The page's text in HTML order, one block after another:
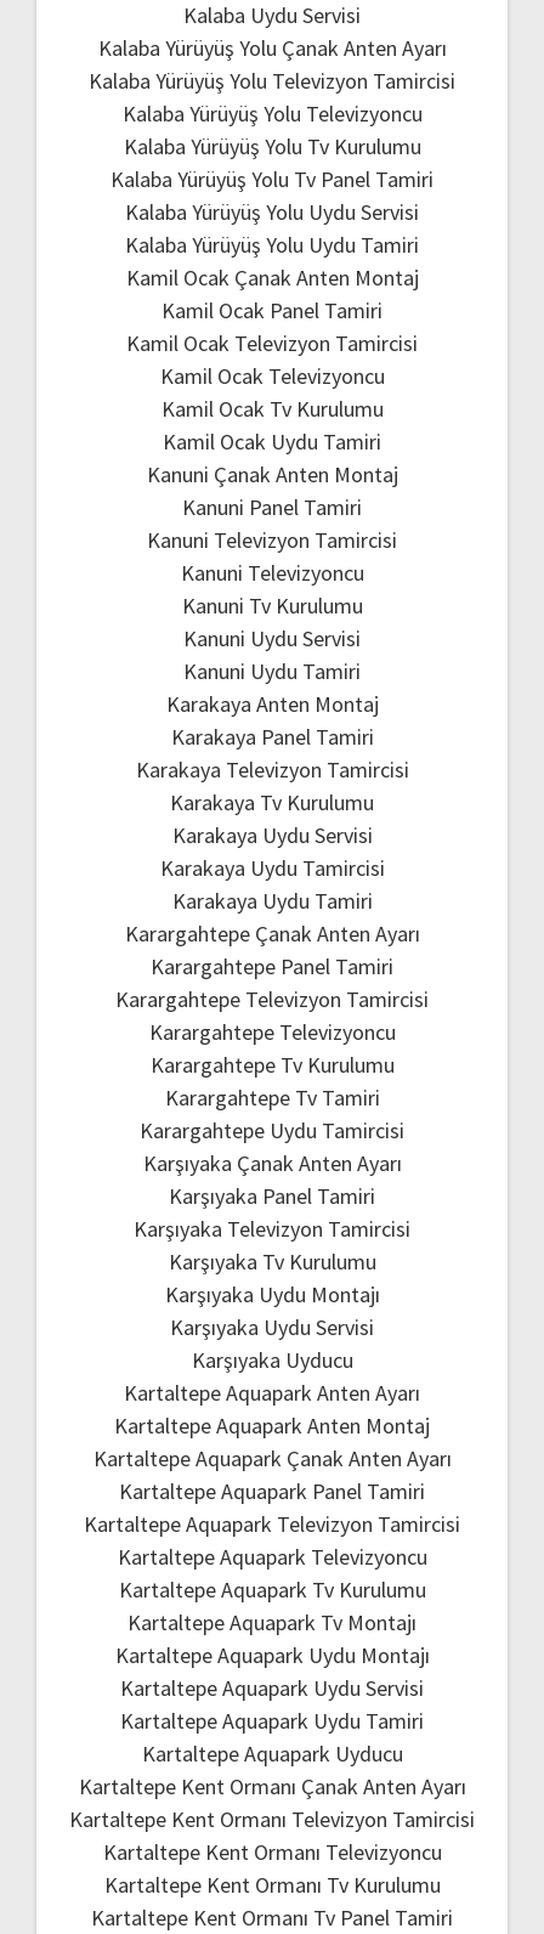
Kalaba Uydu Servisi
Kalaba Yürüyüş Yolu Çanak Anten Ayarı
Kalaba Yürüyüş Yolu Televizyon Tamircisi
Kalaba Yürüyüş Yolu Televizyoncu
Kalaba Yürüyüş Yolu Tv Kurulumu
Kalaba Yürüyüş Yolu Tv Panel Tamiri
Kalaba Yürüyüş Yolu Uydu Servisi
Kalaba Yürüyüş Yolu Uydu Tamiri
Kamil Ocak Çanak Anten Montaj
Kamil Ocak Panel Tamiri
Kamil Ocak Televizyon Tamircisi
Kamil Ocak Televizyoncu
Kamil Ocak Tv Kurulumu
Kamil Ocak Uydu Tamiri
Kanuni Çanak Anten Montaj
Kanuni Panel Tamiri
Kanuni Televizyon Tamircisi
Kanuni Televizyoncu
Kanuni Tv Kurulumu
Kanuni Uydu Servisi
Kanuni Uydu Tamiri
Karakaya Anten Montaj
Karakaya Panel Tamiri
Karakaya Televizyon Tamircisi
Karakaya Tv Kurulumu
Karakaya Uydu Servisi
Karakaya Uydu Tamircisi
Karakaya Uydu Tamiri
Karargahtepe Çanak Anten Ayarı
Karargahtepe Panel Tamiri
Karargahtepe Televizyon Tamircisi
Karargahtepe Televizyoncu
Karargahtepe Tv Kurulumu
Karargahtepe Tv Tamiri
Karargahtepe Uydu Tamircisi
Karşıyaka Çanak Anten Ayarı
Karşıyaka Panel Tamiri
Karşıyaka Televizyon Tamircisi
Karşıyaka Tv Kurulumu
Karşıyaka Uydu Montajı
Karşıyaka Uydu Servisi
Karşıyaka Uyducu
Kartaltepe Aquapark Anten Ayarı
Kartaltepe Aquapark Anten Montaj
Kartaltepe Aquapark Çanak Anten Ayarı
Kartaltepe Aquapark Panel Tamiri
Kartaltepe Aquapark Televizyon Tamircisi
Kartaltepe Aquapark Televizyoncu
Kartaltepe Aquapark Tv Kurulumu
Kartaltepe Aquapark Tv Montajı
Kartaltepe Aquapark Uydu Montajı
Kartaltepe Aquapark Uydu Servisi
Kartaltepe Aquapark Uydu Tamiri
Kartaltepe Aquapark Uyducu
Kartaltepe Kent Ormanı Çanak Anten Ayarı
Kartaltepe Kent Ormanı Televizyon Tamircisi
Kartaltepe Kent Ormanı Televizyoncu
Kartaltepe Kent Ormanı Tv Kurulumu
Kartaltepe Kent Ormanı Tv Panel Tamiri